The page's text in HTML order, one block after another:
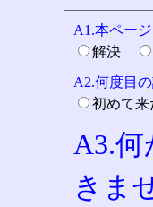
A1.本ペー
解決
A2.何度目
初め
A3.
きま